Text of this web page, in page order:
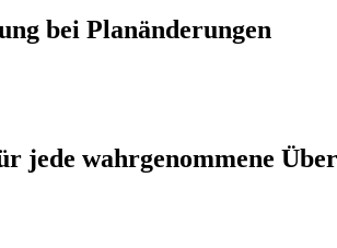
bei Planänderungen
jede wahrgenommene